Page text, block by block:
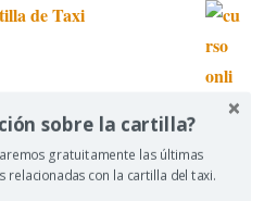
de Taxi
sobre la cartilla?
gratuitamente las últimas
relacionadas con la cartilla del taxi.